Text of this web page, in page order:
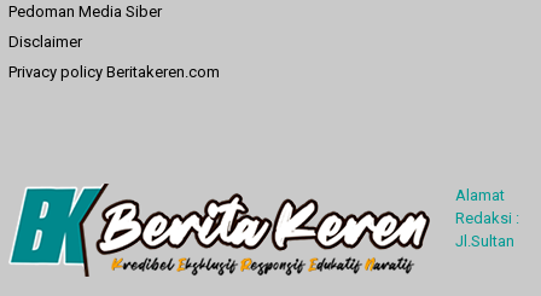
Pedoman Media Siber
Disclaimer
Privacy policy Beritakeren.com
Alamat
Redaksi :
Jl.Sultan